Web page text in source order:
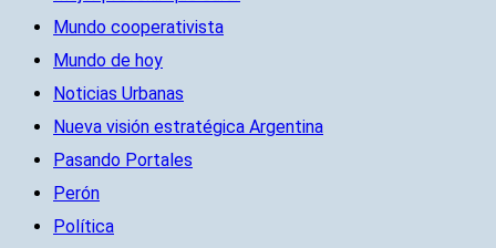
Mundo cooperativista
Mundo de hoy
Noticias Urbanas
Nueva visión estratégica Argentina
Pasando Portales
Perón
Política